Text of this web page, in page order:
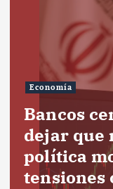
Economía
Bancos
dejar que
política
tensiones